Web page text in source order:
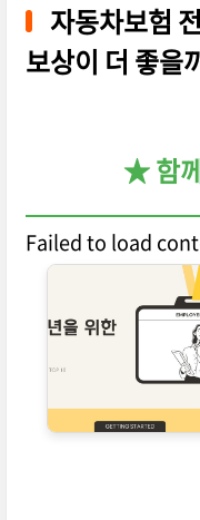
자동차보험
보상이 더 좋을
★ 함
Failed to load